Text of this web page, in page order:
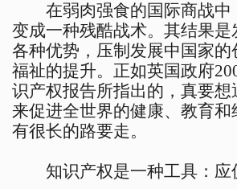
在弱肉强食的国际商战中
变成一种残酷战术。其结果是
各种优势，压制发展中国家的
福祉的提升。正如英国政府
识产权报告所指出的，真要想
来促进全世界的健康、教育
有很长的路要走。
知识产权是一种工具：应